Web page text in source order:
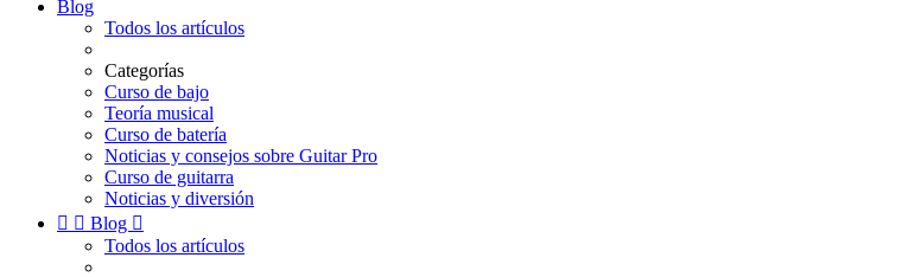
Blog
Todos los artículos
Categorías
Curso de bajo
Teoría musical
Curso de batería
Noticias y consejos sobre Guitar Pro
Curso de guitarra
Noticias y diversión
  Blog 
Todos los artículos